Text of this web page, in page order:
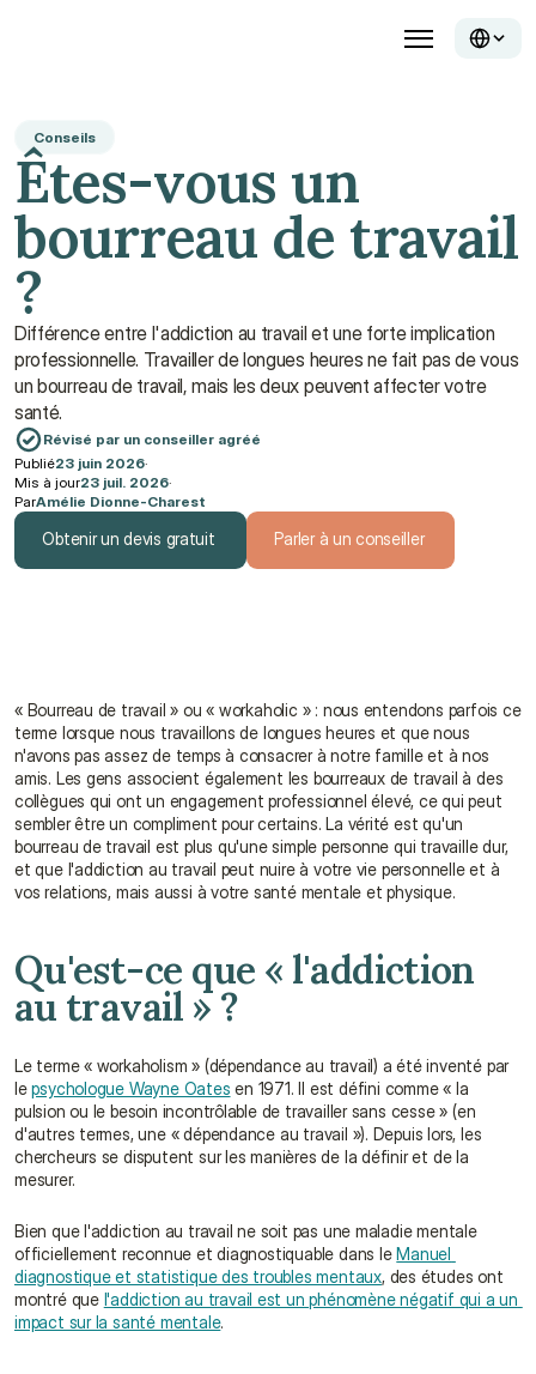
Conseils
Êtes-vous un
bourreau de travail
?
Différence entre l'addiction au travail et une forte implication
professionnelle. Travailler de longues heures ne fait pas de vous
un bourreau de travail, mais les deux peuvent affecter votre
santé.
Révisé par un conseiller agréé
Publié23 juin 2026·
Mis à jour23 juil. 2026·
ParAmélie Dionne-Charest
Obtenir un devis gratuit Parler à un conseiller
« Bourreau de travail » ou « workaholic » : nous entendons parfois ce
terme lorsque nous travaillons de longues heures et que nous
n'avons pas assez de temps à consacrer à notre famille et à nos
amis. Les gens associent également les bourreaux de travail à des
collègues qui ont un engagement professionnel élevé, ce qui peut
sembler être un compliment pour certains. La vérité est qu'un
bourreau de travail est plus qu'une simple personne qui travaille dur,
et que l'addiction au travail peut nuire à votre vie personnelle et à
vos relations, mais aussi à votre santé mentale et physique.
Qu'est-ce que « l'addiction
au travail » ?
Le terme « workaholism » (dépendance au travail) a été inventé par
le psychologue Wayne Oates en 1971. Il est défini comme « la
pulsion ou le besoin incontrôlable de travailler sans cesse » (en
d'autres termes, une « dépendance au travail »). Depuis lors, les
chercheurs se disputent sur les manières de la définir et de la
mesurer.
Bien que l'addiction au travail ne soit pas une maladie mentale
officiellement reconnue et diagnostiquable dans le Manuel
diagnostique et statistique des troubles mentaux, des études ont
montré que l'addiction au travail est un phénomène négatif qui a un
impact sur la santé mentale.